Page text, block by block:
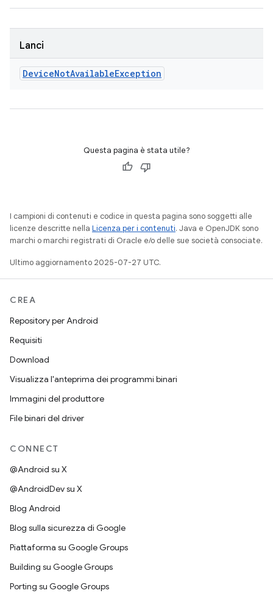
Lanci
DeviceNotAvailableException
Questa pagina è stata utile?
I campioni di contenuti e codice in questa pagina sono soggetti alle
licenze descritte nella Licenza per i contenuti. Java e OpenJDK sono
marchi o marchi registrati di Oracle e/o delle sue società consociate.
Ultimo aggiornamento 2025-07-27 UTC.
CREA
Repository per Android
Requisiti
Download
Visualizza l'anteprima dei programmi binari
Immagini del produttore
File binari del driver
CONNECT
@Android su X
@AndroidDev su X
Blog Android
Blog sulla sicurezza di Google
Piattaforma su Google Groups
Building su Google Groups
Porting su Google Groups